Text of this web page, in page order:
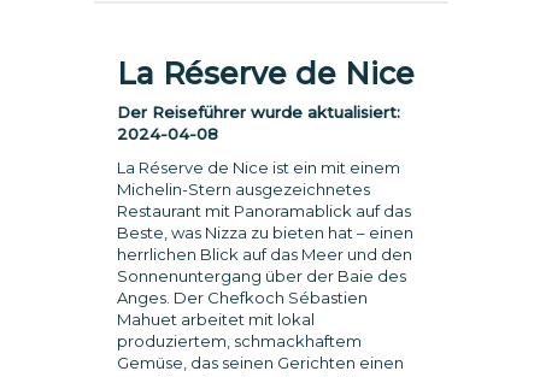
La Réserve de Nice
Der Reiseführer wurde aktualisiert:
2024-04-08
La Réserve de Nice ist ein mit einem
Michelin-Stern ausgezeichnetes
Restaurant mit Panoramablick auf das
Beste, was Nizza zu bieten hat – einen
herrlichen Blick auf das Meer und den
Sonnenuntergang über der Baie des
Anges. Der Chefkoch Sébastien
Mahuet arbeitet mit lokal
produziertem, schmackhaftem
Gemüse, das seinen Gerichten einen